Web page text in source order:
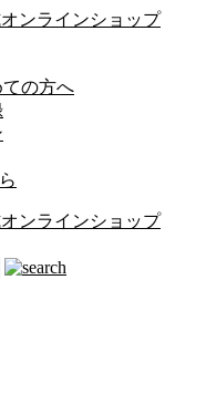
の方へ